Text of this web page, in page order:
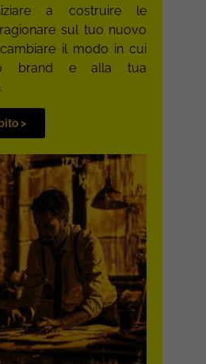
a costruire le
sul tuo nuovo
il modo in cui
brand e alla tua
>